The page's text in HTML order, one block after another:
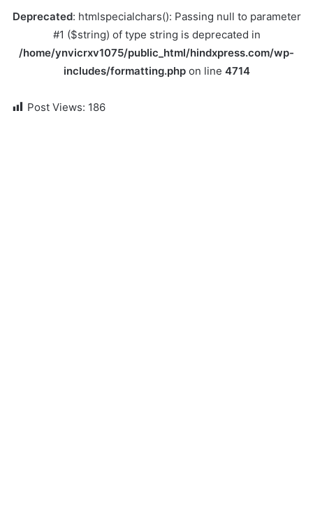
Deprecated: htmlspecialchars(): Passing null to parameter
#1 ($string) of type string is deprecated in
/home/ynvicrxv1075/public_html/hindxpress.com/wp-
includes/formatting.phpon line 4714
Post Views: 186